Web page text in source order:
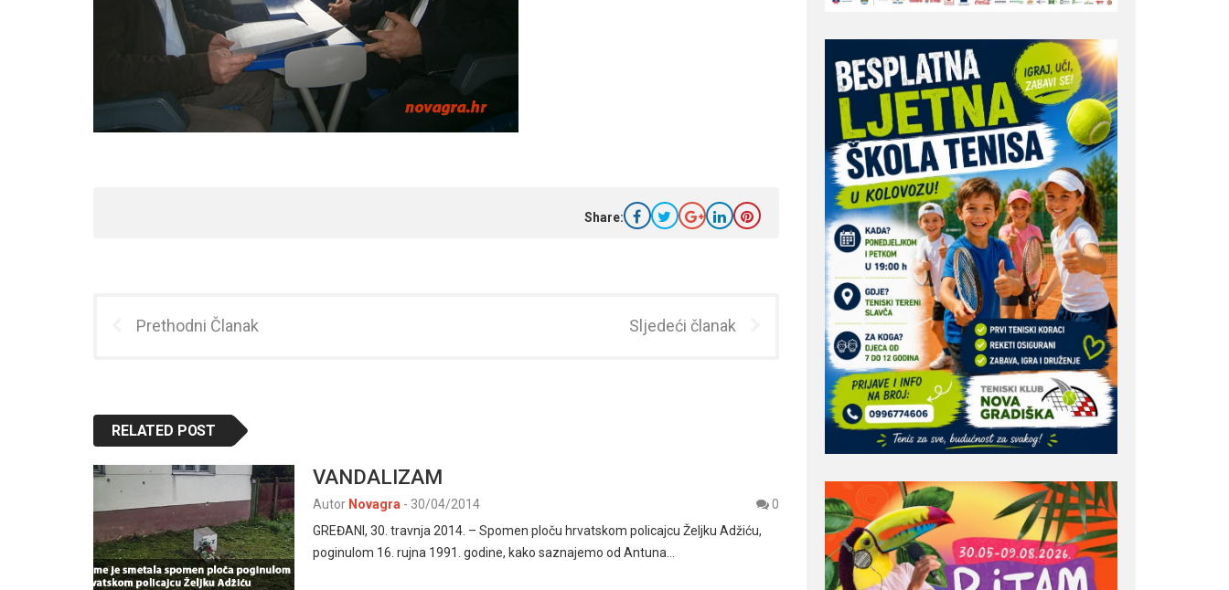
Share:
Prethodni Članak Sljedeći članak
RELATED POST
VANDALIZAM
Autor Novagra - 30/04/2014
0
GREĐANI, 30. travnja 2014. – Spomen ploču hrvatskom policajcu Željku Adžiću,
poginulom 16. rujna 1991. godine, kako saznajemo od Antuna…